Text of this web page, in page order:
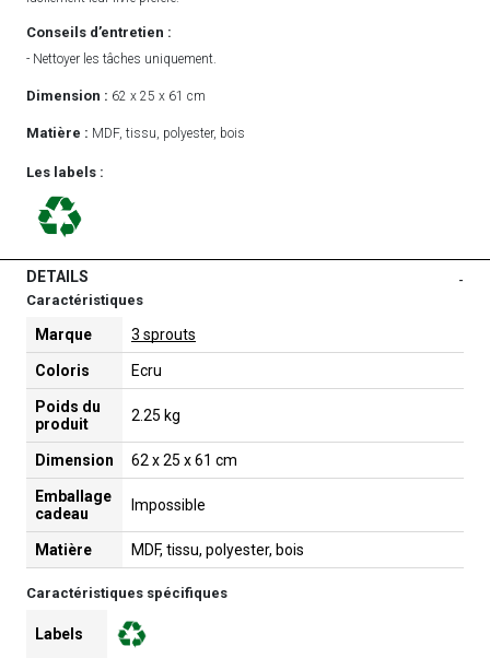
Conseils d’entretien :
- Nettoyer les tâches uniquement.
Dimension : 62 x 25 x 61 cm
Matière : MDF, tissu, polyester, bois
Les labels :
DETAILS -
Caractéristiques
Marque 3 sprouts
Coloris Ecru
Poids du
produit
2.25 kg
Dimension 62 x 25 x 61 cm
Emballage
cadeau
Impossible
Matière MDF, tissu, polyester, bois
Caractéristiques spécifiques
Labels